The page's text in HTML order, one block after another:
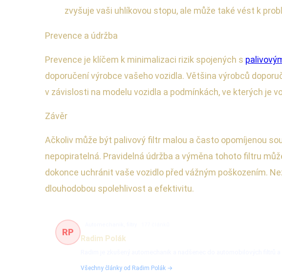
zvyšuje vaši uhlíkovou stopu, ale může také vést k
Prevence a údržba
Prevence je klíčem k minimalizaci rizik spojených s
doporučení výrobce vašeho vozidla. Většina výrobců
v závislosti na modelu vozidla a podmínkách, ve kterých je
Závěr
Ačkoliv může být palivový filtr malou a často opomíjenou
nepopiratelná. Pravidelná údržba a výměna tohoto filtru
dokonce uchránit vaše vozidlo před vážným poškozením.
dlouhodobou spolehlivost a efektivitu.
RP
Radim Polák
Všechny články od Radim Polák →